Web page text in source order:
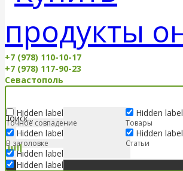
+7 (978) 110-10-17
+7 (978) 117-90-23
Севастополь
Hidden label
Точное совпадение
Hidden label
В заголовке
Hidden label
Hidden label
Hidden label
Товары
Hidden label
Статьи